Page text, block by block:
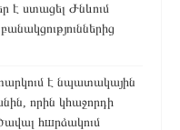
է ստացել Ժնևում
է նպատակային
որին կհաջորդի
հшրձակում